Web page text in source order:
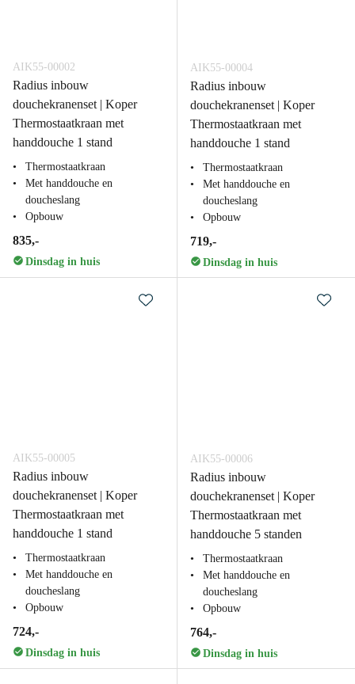
AIK55-00002
Radius inbouw
douchekranenset | Koper
Thermostaatkraan met
handdouche 1 stand
Thermostaatkraan
Met handdouche en
doucheslang
Opbouw
835,-
Dinsdag in huis
AIK55-00004
Radius inbouw
douchekranenset | Koper
Thermostaatkraan met
handdouche 1 stand
Thermostaatkraan
Met handdouche en
doucheslang
Opbouw
719,-
Dinsdag in huis
AIK55-00005
Radius inbouw
douchekranenset | Koper
Thermostaatkraan met
handdouche 1 stand
Thermostaatkraan
Met handdouche en
doucheslang
Opbouw
724,-
Dinsdag in huis
AIK55-00006
Radius inbouw
douchekranenset | Koper
Thermostaatkraan met
handdouche 5 standen
Thermostaatkraan
Met handdouche en
doucheslang
Opbouw
764,-
Dinsdag in huis